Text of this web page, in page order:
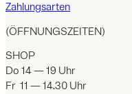
Zahlungsarten
(ÖFFNUNGSZEITEN)
SHOP
Do 14 — 19 Uhr
Fr 11 — 14.30 Uhr